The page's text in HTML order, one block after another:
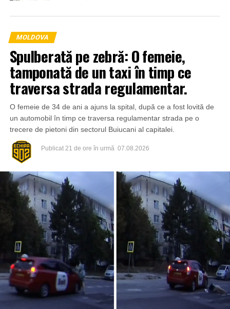
MOLDOVA
Spulberată pe zebră: O femeie,
tamponată de un taxi în timp ce
traversa strada regulamentar.
O femeie de 34 de ani a ajuns la spital, după ce a fost lovită de
un automobil în timp ce traversa regulamentar strada pe o
trecere de pietoni din sectorul Buiucani al capitalei.
Publicat 21 de ore în urmă 07.08.2026